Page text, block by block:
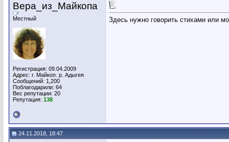
Вера_из_Майкопа
Местный
Регистрация: 09.04.2009
Адрес: г. Майкоп. р. Адыгея
Сообщений: 1,200
Поблагодарили: 64
Вес репутации: 20
Репутация: 138
Здесь нужно говорить стихами или
24.11.2018, 18:47